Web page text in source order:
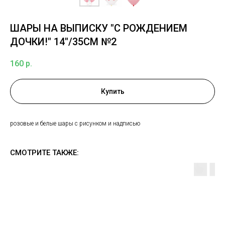
ШАРЫ НА ВЫПИСКУ "С РОЖДЕНИЕМ
ДОЧКИ!" 14"/35СМ №2
160 р.
Купить
розовые и белые шары с рисунком и надписью
СМОТРИТЕ ТАКЖЕ: